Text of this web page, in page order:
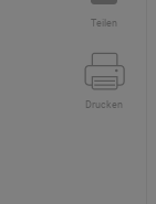
Teilen
Drucken